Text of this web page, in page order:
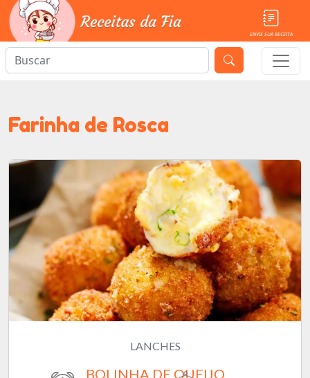
ENVIE SUA RECEITA
Farinha de Rosca
LANCHES
BOLINHA DE QUEIJO